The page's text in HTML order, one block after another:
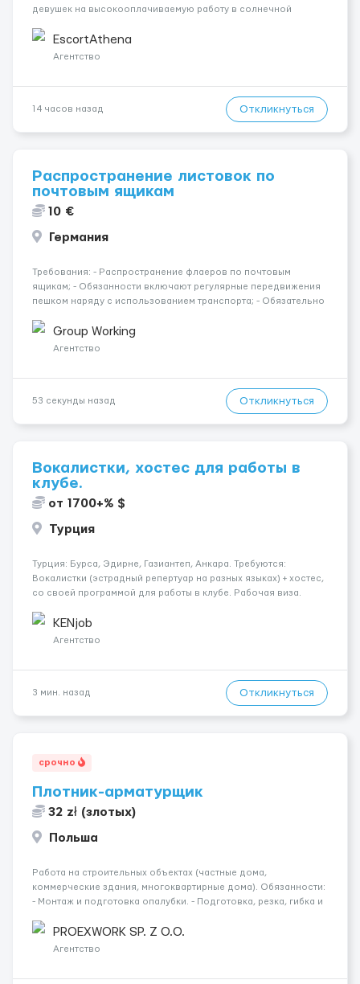
девушек на высокооплачиваемую работу в солнечной
хорошие деньги 💶 — это предложение для тебя! 🔹
Требования: ✔️ Возраст от ...
EscortAthena
Агентство
14 часов назад Откликнуться
Распространение листовок по
почтовым ящикам
10 €
Германия
Требования: - Распространение флаеров по почтовым
ящикам; - Обязанности включают регулярные передвижения
пешком наряду с использованием транспорта; - Обязательно
Город: Бремен Условия работы: Оплата чистыми: 1...
Group Working
Агентство
53 секунды назад Откликнуться
Вокалистки, хостес для работы в
клубе.
от 1700+% $
Турция
Турция: Бурса, Эдирне, Газиантеп, Анкара. Требуются:
Вокалистки (эстрадный репертуар на разных языках) + хостеc,
со своей программой для работы в клубе. Рабочая виза.
одного до трех месяцев. Мед. страховка. Высокая зарплат...
KENjob
Агентство
3 мин. назад Откликнуться
срочно
Плотник-арматурщик
32 zł (злотых)
Польша
Работа на строительных объектах (частные дома,
коммерческие здания, многоквартирные дома). Обязанности:
- Монтаж и подготовка опалубки. - Подготовка, резка, гибка и
Связка арматурных стержней. - Заливка бетона. - Демонтаж
опалубки после за...
PROEXWORK SP. Z O.O.
Агентство